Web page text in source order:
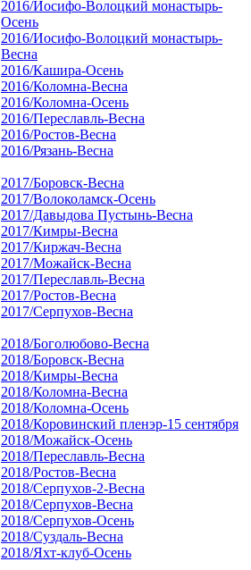
2016/Иосифо-Волоцкий монастырь-
Осень
2016/Иосифо-Волоцкий монастырь-
Весна
2016/Кашира-Осень
2016/Коломна-Весна
2016/Коломна-Осень
2016/Переславль-Весна
2016/Ростов-Весна
2016/Рязань-Весна
2017/Боровск-Весна
2017/Волоколамск-Осень
2017/Давыдова Пустынь-Весна
2017/Кимры-Весна
2017/Киржач-Весна
2017/Можайск-Весна
2017/Переславль-Весна
2017/Ростов-Весна
2017/Серпухов-Весна
2018/Боголюбово-Весна
2018/Боровск-Весна
2018/Кимры-Весна
2018/Коломна-Весна
2018/Коломна-Осень
2018/Коровинский пленэр-15 сентября
2018/Можайск-Осень
2018/Переславль-Весна
2018/Ростов-Весна
2018/Серпухов-2-Весна
2018/Серпухов-Весна
2018/Серпухов-Осень
2018/Суздаль-Весна
2018/Яхт-клуб-Осень